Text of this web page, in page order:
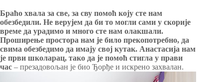
Браћо хвала за све, за сву помоћ коју сте нам
обезбедили. Не верујем да би то могли сами у скорије
време да урадимо и много сте нам олакшали.
Проширење простора нам је било прекопотребно, да
свима обезбедимо да имају свој кутак. Анастасија нам
је први школарац, тако да је помоћ стигла у прави
час – презадовољан је био Ђорђе и искрено захвалан.